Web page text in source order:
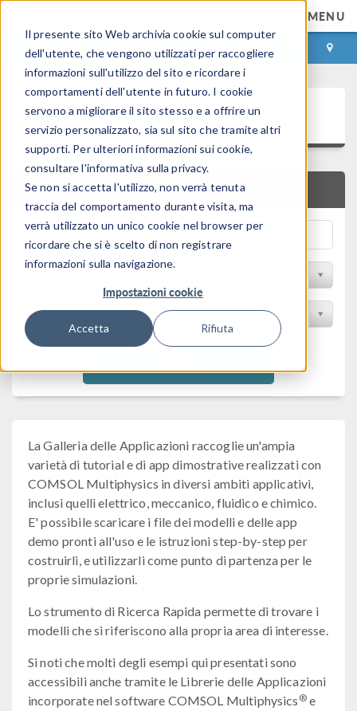
Il presente sito Web archivia cookie sul computer
dell'utente, che vengono utilizzati per raccogliere
informazioni sull'utilizzo del sito e ricordare i
comportamenti dell'utente in futuro. I cookie
servono a migliorare il sito stesso e a offrire un
servizio personalizzato, sia sul sito che tramite altri
supporti. Per ulteriori informazioni sui cookie,
consultare l'informativa sulla privacy.
Se non si accetta l'utilizzo, non verrà tenuta
traccia del comportamento durante visita, ma
verrà utilizzato un unico cookie nel browser per
ricordare che si è scelto di non registrare
informazioni sulla navigazione.
Impostazioni cookie
Accetta Rifiuta
MENU
ACCEDI CONTACT
Galleria delle Applicazioni
RICERCA RAPIDA
Filtra per Prodotto
Filtra
La Galleria delle Applicazioni raccoglie un'ampia
varietà di tutorial e di app dimostrative realizzati con
COMSOL Multiphysics in diversi ambiti applicativi,
inclusi quelli elettrico, meccanico, fluidico e chimico.
E' possibile scaricare i file dei modelli e delle app
demo pronti all'uso e le istruzioni step-by-step per
costruirli, e utilizzarli come punto di partenza per le
proprie simulazioni.
Lo strumento di Ricerca Rapida permette di trovare i
modelli che si riferiscono alla propria area di interesse.
Si noti che molti degli esempi qui presentati sono
accessibili anche tramite le Librerie delle Applicazioni
incorporate nel software COMSOL Multiphysics ®e